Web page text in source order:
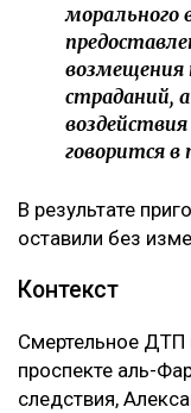
морального
возмещения
страданий,
говорится в
В результате
оставили без
Контекст
Смертельное ДТП
проспекте аль-
следствия,